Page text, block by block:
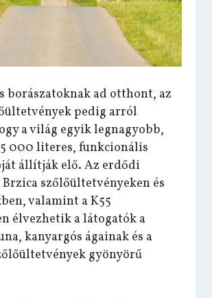
borászatoknak ad otthont, az
pedig arról
a világ egyik legnagyobb,
000 literes, funkcionális
állítják elő. Az erdődi
szőlőültetvényeken és
valamint a K55
élvezhetik a látogatók a
kanyargós ágainak és a
gyönyörű